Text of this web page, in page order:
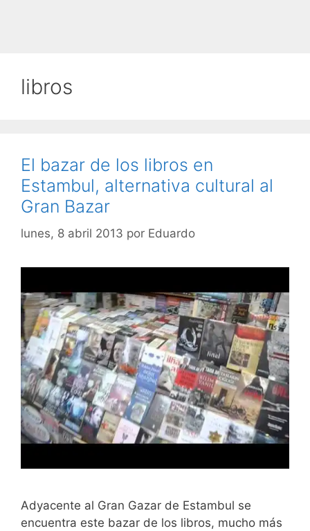
libros
El bazar de los libros en
Estambul, alternativa cultural al
Gran Bazar
lunes, 8 abril 2013 por Eduardo
Adyacente al Gran Gazar de Estambul se
encuentra este bazar de los libros, mucho más